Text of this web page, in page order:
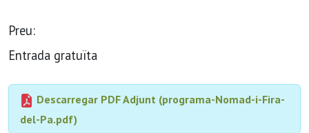
Preu:
Entrada gratuïta
Descarregar PDF Adjunt (programa-Nomad-i-Fira-
del-Pa.pdf)